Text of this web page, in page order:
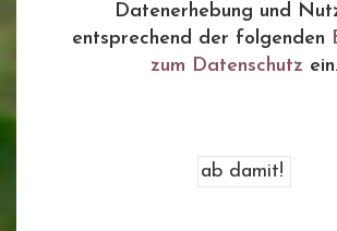
Datenerhebung und
entsprechend der folgenden
zum Datenschutz ein.